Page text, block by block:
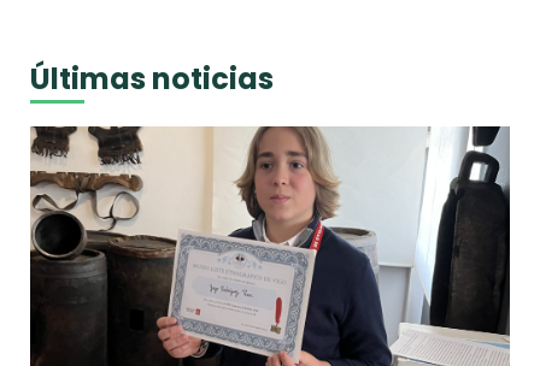
Últimas noticias